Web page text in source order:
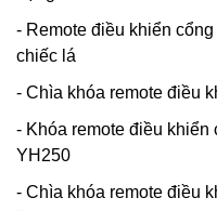
- Remote điều khiển
chiếc lá
- Chìa khóa remote điều
- Khóa remote điều
YH250
- Chìa khóa remote điều